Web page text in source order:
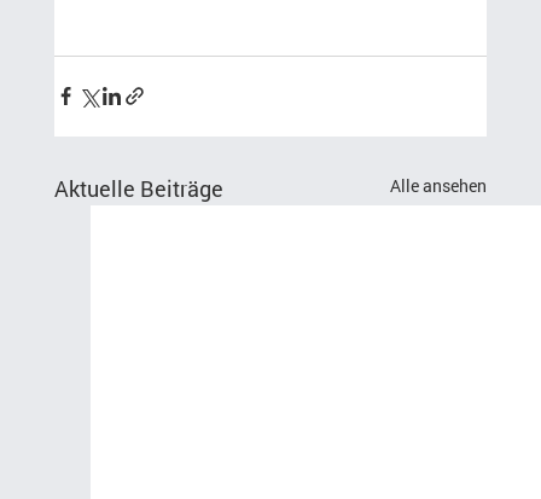
Aktuelle Beiträge Alle ansehen